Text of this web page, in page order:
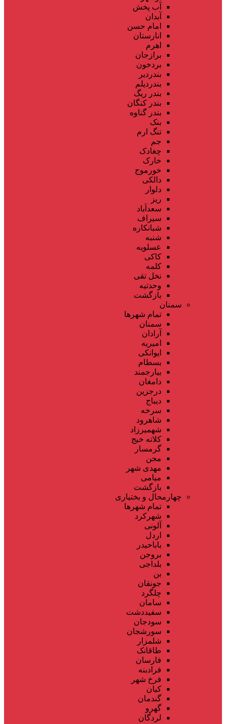
آب پخش
آبدان
امام حسن
انارستان
اهرم
برازجان
بردخون
بندردیر
بندردیلم
بندر ریگ
بندر کنگان
بندر گناوه
بنک
تنگ ارم
جم
چغادک
خارک
خورموج
دالکی
دلوار
ریز
سعدآباد
سیراف
شبانکاره
شنبه
عسلویه
کاکی
کلمه
نخل تقی
وحدتیه
بازگشت
سمنان
تمام شهر‌ها
سمنان
آرادان
امیریه
ایوانکی
بسطام
بیارجمند
دامغان
درجزین
دیباج
سرخه
شاهرود
شهمیرزاد
کلاته خیج
گرمسار
مجن
مهدی شهر
میامی
بازگشت
چهارمحال و بختیاری
تمام شهر‌ها
شهرکرد
آلونی
اردل
باباحیدر
بروجن
بلداجی
بن
جونقان
چلگرد
سامان
سفیددشت
سودجان
سورشجان
شلمزار
طاقانک
فارسان
فرادبنه
فرخ شهر
کیان
گندمان
گهرو
لردگان